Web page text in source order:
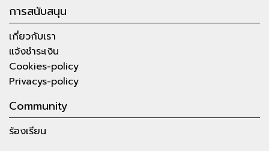
การสนับสนุน
เกี่ยวกับเรา
แจ้งชำระเงิน
Cookies-policy
Privacys-policy
Community
ร้องเรียน